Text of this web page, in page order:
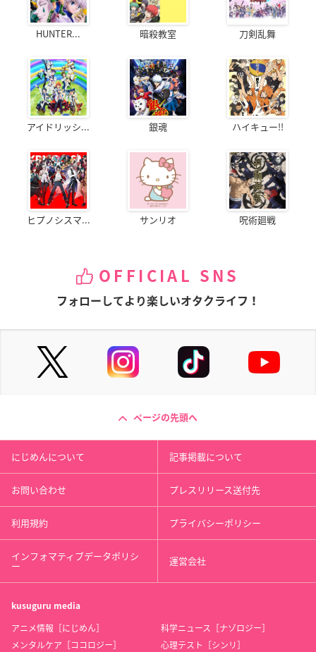
HUNTER... 暗殺教室 刀剣乱舞
アイドリッシ... 銀魂 ハイキュー!!
ヒプノシスマ... サンリオ 呪術廻戦
OFFICIAL SNS
フォローしてより楽しいオタクライフ！
ページの先頭へ
にじめんについて 記事掲載について
お問い合わせ プレスリリース送付先
利用規約 プライバシーポリシー
インフォマティブデータポリシ
ー 運営会社
kusuguru media
アニメ情報［にじめん］
科学ニュース［ナゾロジー］
メンタルケア［ココロジー］
心理テスト［シンリ］